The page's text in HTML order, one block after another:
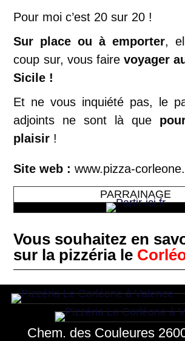
Pour moi c’est 20 sur 20 !
Sur place ou à emporter,
coup sur, vous faire voyager
Sicile !
Et ne vous inquiété pas, le
adjoints ne sont là que
plaisir !
Site web :www.pizza-
PARRAINAGE
Vous souhaitez en
sur la pizzéria le
Chem. des Couleures